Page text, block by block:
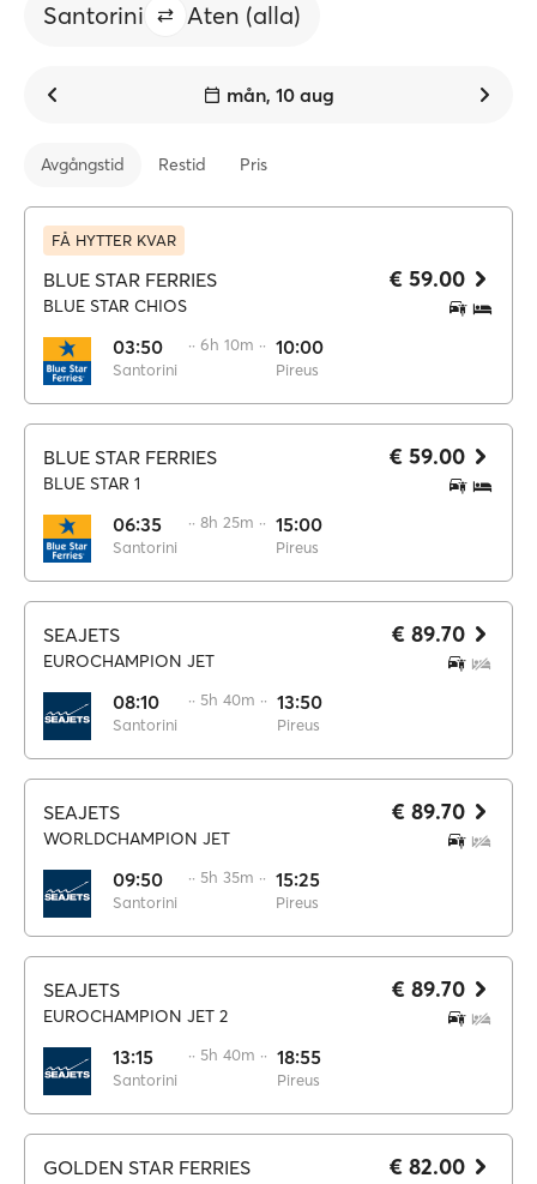
Santorini Aten (alla)
mån, 10 aug
Avgångstid Restid Pris
FÅ HYTTER KVAR
BLUE STAR FERRIES
BLUE STAR CHIOS
03:50
Santorini
·· 6h 10m ·· 10:00
Pireus
€ 59.00
BLUE STAR FERRIES
BLUE STAR 1
06:35
Santorini
·· 8h 25m ·· 15:00
Pireus
€ 59.00
SEAJETS
EUROCHAMPION JET
08:10
Santorini
·· 5h 40m ·· 13:50
Pireus
€ 89.70
SEAJETS
WORLDCHAMPION JET
09:50
Santorini
·· 5h 35m ·· 15:25
Pireus
€ 89.70
SEAJETS
EUROCHAMPION JET 2
13:15
Santorini
·· 5h 40m ·· 18:55
Pireus
€ 89.70
GOLDEN STAR FERRIES € 82.00